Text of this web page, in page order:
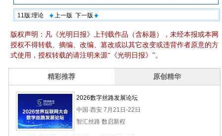
11版:理论 上一版 下一版
版权声明：凡《光明日报》上刊载作品（含标题），未经本报或本网
授权不得转载、摘编、改编、篡改或以其它改变或违背作者原意的方
式使用，授权转载的请注明来源“《光明日报》”。